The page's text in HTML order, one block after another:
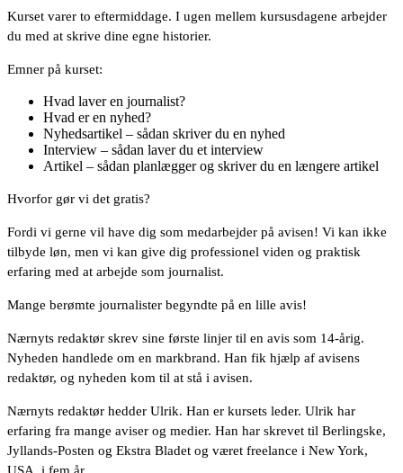
Kurset varer to eftermiddage. I ugen mellem kursusdagene arbejder
du med at skrive dine egne historier.
Emner på kurset:
Hvad laver en journalist?
Hvad er en nyhed?
Nyhedsartikel – sådan skriver du en nyhed
Interview – sådan laver du et interview
Artikel – sådan planlægger og skriver du en længere artikel
Hvorfor gør vi det gratis?
Fordi vi gerne vil have dig som medarbejder på avisen! Vi kan ikke
tilbyde løn, men vi kan give dig professionel viden og praktisk
erfaring med at arbejde som journalist.
Mange berømte journalister begyndte på en lille avis!
Nærnyts redaktør skrev sine første linjer til en avis som 14-årig.
Nyheden handlede om en markbrand. Han fik hjælp af avisens
redaktør, og nyheden kom til at stå i avisen.
Nærnyts redaktør hedder Ulrik. Han er kursets leder. Ulrik har
erfaring fra mange aviser og medier. Han har skrevet til Berlingske,
Jyllands-Posten og Ekstra Bladet og været freelance i New York,
USA, i fem år.